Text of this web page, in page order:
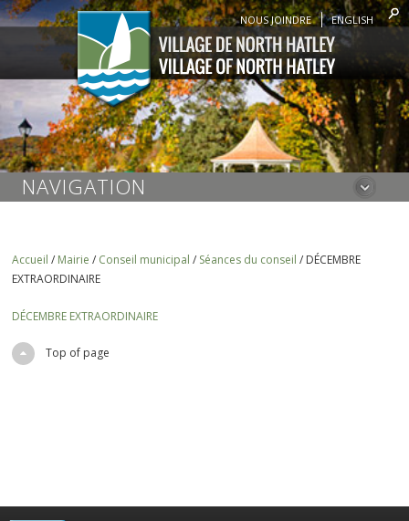
NOUS JOINDRE ENGLISH
NAVIGATION
Accueil / Mairie / Conseil municipal / Séances du conseil / DÉCEMBRE
EXTRAORDINAIRE
DÉCEMBRE EXTRAORDINAIRE
Top of page